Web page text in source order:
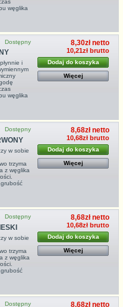
węglika
Dostępny
i
węglika
8,30zł netto
10,21zł brutto
Dodaj do koszyka
Więcej
Dostępny
w sobie
trzyma
z węglika
8,68zł netto
10,68zł brutto
Dodaj do koszyka
Więcej
Dostępny
w sobie
trzyma
z węglika
8,68zł netto
10,68zł brutto
Dodaj do koszyka
Więcej
Dostępny 8,68zł netto